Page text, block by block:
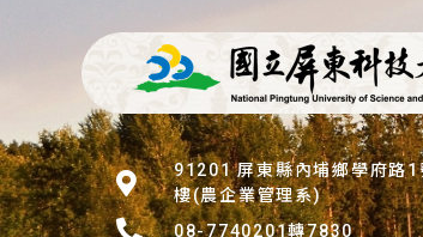
91201 屏東縣內埔鄉學府路1
樓(農企業管理系)
08-7740201轉7830